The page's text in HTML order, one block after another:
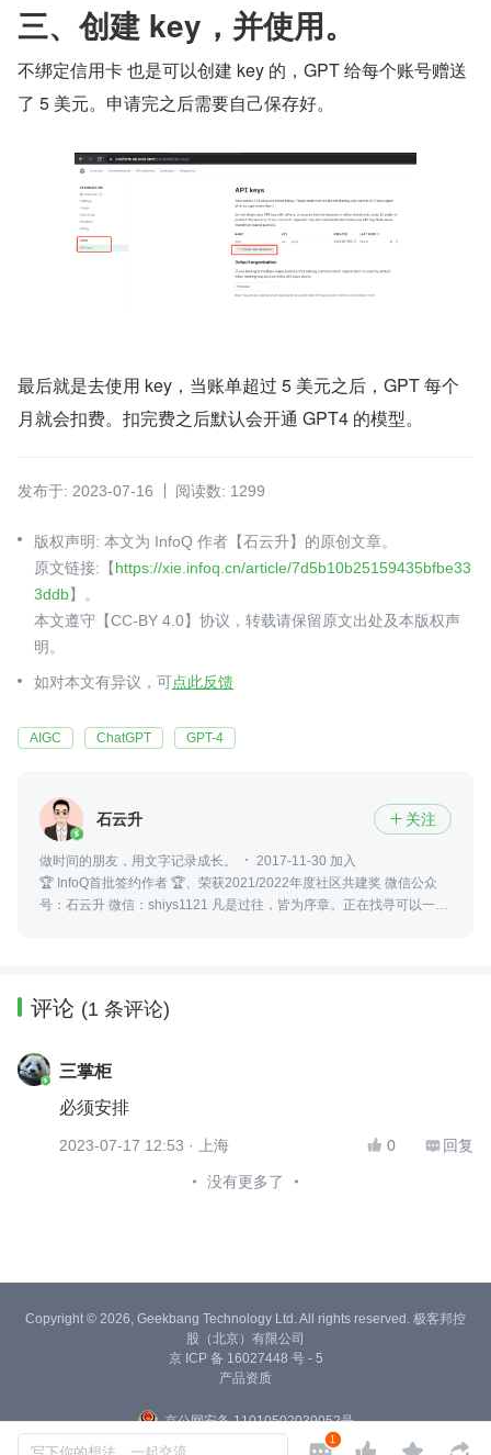
三、创建 key，并使用。
不绑定信用卡 也是可以创建 key 的，GPT 给每个账号赠送
了 5 美元。申请完之后需要自己保存好。
最后就是去使用 key，当账单超过 5 美元之后，GPT 每个
月就会扣费。扣完费之后默认会开通 GPT4 的模型。
发布于: 2023-07-16 阅读数: 1299
版权声明: 本文为 InfoQ 作者【石云升】的原创文章。
原文链接:【https://xie.infoq.cn/article/7d5b10b25159435bfbe33
3ddb】。
本文遵守【CC-BY 4.0】协议，转载请保留原文出处及本版权声
明。
如对本文有异议，可点此反馈
AIGC ChatGPT GPT-4
石云升  关注
做时间的朋友，用文字记录成长。
2017-11-30 加入
🏆 InfoQ首批签约作者 🏆、荣获2021/2022年度社区共建奖 微信公众
号：石云升 微信：shiys1121 凡是过往，皆为序章。正在找寻可以一起
评论 (1 条评论)
三掌柜
必须安排
2023-07-17 12:53 · 上海  0  回复
没有更多了
1
Copyright © 2026, Geekbang Technology Ltd. All rights reserved. 极客邦控
股（北京）有限公司
京 ICP 备 16027448 号 - 5
产品资质
京公网安备 11010502039052号